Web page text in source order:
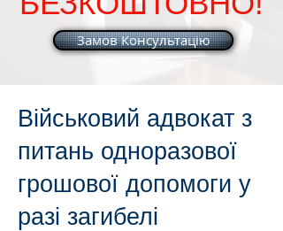
Замов Консультацію
Військовий адвокат з
питань одноразової
грошової допомоги у
разі загибелі